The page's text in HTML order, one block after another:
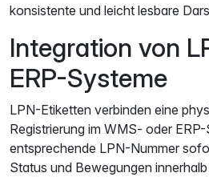
konsistente und leicht lesbare
Integration von
ERP-Systeme
LPN-Etiketten verbinden eine
Registrierung im WMS- oder
entsprechende LPN-Nummer
Status und Bewegungen